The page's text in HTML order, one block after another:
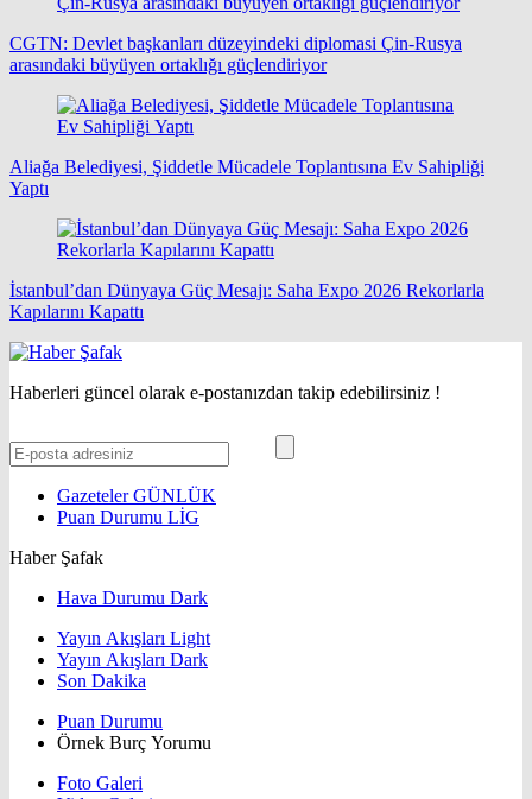
CGTN: Devlet başkanları düzeyindeki diplomasi Çin-Rusya
arasındaki büyüyen ortaklığı güçlendiriyor
Aliağa Belediyesi, Şiddetle Mücadele Toplantısına Ev Sahipliği
Yaptı
İstanbul’dan Dünyaya Güç Mesajı: Saha Expo 2026 Rekorlarla
Kapılarını Kapattı
Haberleri güncel olarak e-postanızdan takip edebilirsiniz !
GazetelerGÜNLÜK
Puan Durumu LİG
Haber Şafak
Hava Durumu Dark
Yayın Akışları Light
Yayın Akışları Dark
Son Dakika
Puan Durumu
Örnek Burç Yorumu
Foto Galeri